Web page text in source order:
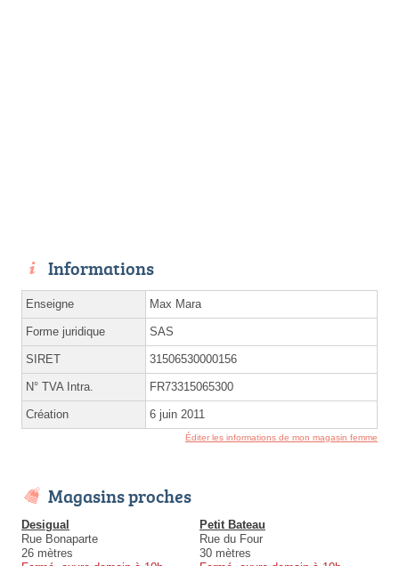
Informations
Enseigne Max Mara
Forme juridique SAS
SIRET 31506530000156
N° TVA Intra. FR73315065300
Création 6 juin 2011
Éditer les informations de mon magasin femme
Magasins proches
Desigual
Rue Bonaparte
26 mètres
Petit Bateau
Rue du Four
30 mètres